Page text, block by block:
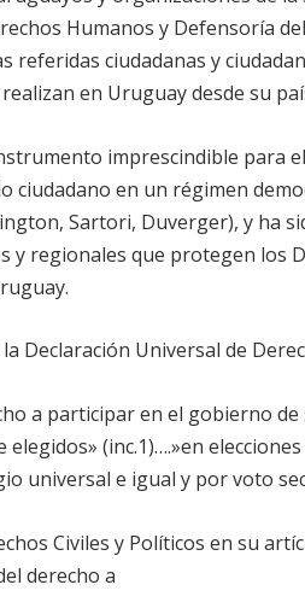
Humanos y Defensoría
referidas ciudadanas y
en Uruguay desde su
imprescindible para
ciudadano en un régimen
Sartori, Duverger), y ha
y regionales que protegen los
Declaración Universal de
a participar en el gobierno
(inc.1)….»en
universal e igual y por voto
Civiles y Políticos en su
derecho a